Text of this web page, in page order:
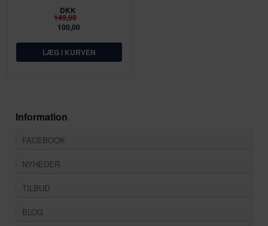
DKK
149,00
100,00
Information
FACEBOOK
NYHEDER
TILBUD
BLOG